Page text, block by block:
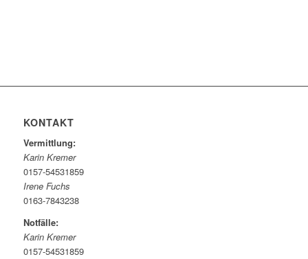
KONTAKT
Vermittlung:
Karin Kremer
0157-54531859
Irene Fuchs
0163-7843238
Notfälle:
Karin Kremer
0157-54531859